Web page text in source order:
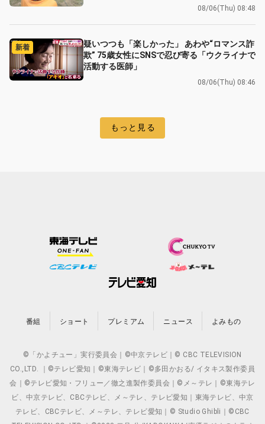
08/06(Thu) 08:48
新着
疑いつつも「楽しかった」 あわや“ロマンス詐
欺” 75歳女性にSNSで忍び寄る「ウクライナで
活動する医師」
08/06(Thu) 08:46
もっと見る
番組 ショート プレミアム ニュース よみもの
©「かよチュー」実行委員会｜©中京テレビ｜© CBC TELEVISION
CO.,LTD. ｜©テレビ愛知｜©東海テレビ｜©多田かおる/ イタキス製作委員
会｜©テレビ愛知・フリュー／徹之進製作委員会｜©メ～テレ｜©東海テレ
ビ、中京テレビ、CBCテレビ、メ～テレ、テレビ愛知｜東海テレビ、中京
テレビ、CBCテレビ、メ～テレ、テレビ愛知｜© Studio Ghibli｜©CBC